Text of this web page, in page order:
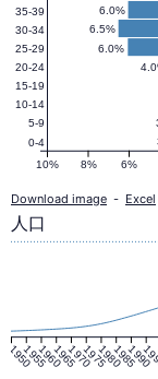
ビ
ア
の
人
ピ
6.0%
6.5%
6.0%
10% 8% 6%
0-4
5-9
10-14
15-19
20-24
25-29
30-34
35-39
Download image - Excel
195019551960196519701975198019851990
人口